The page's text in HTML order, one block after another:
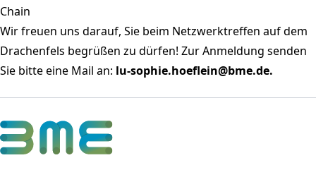
Chain
Wir freuen uns darauf, Sie beim Netzwerktreffen auf dem
Drachenfels begrüßen zu dürfen! Zur Anmeldung senden
Sie bitte eine Mail an: lu-sophie.hoeflein@bme.de.